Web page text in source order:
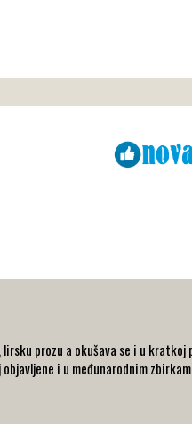
prozu a okušava se i u
i u međunarodnim